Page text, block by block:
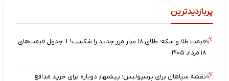
پربازدیدترین
قیمت طلا و سکه؛ طلای ۱۸ عیار مرز جدید را شکست! + جدول قیمت‌های
۱۸ مرداد ۱۴۰۵
نقشه‌ سپاهان برای پرسپولیس؛ پیشنهادِ دوباره برای خرید مدافع